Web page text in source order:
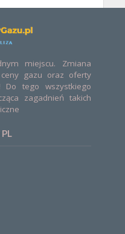
miejscu. Zmiana
gazu oraz oferty
Do tego wszystkiego
zagadnień takich